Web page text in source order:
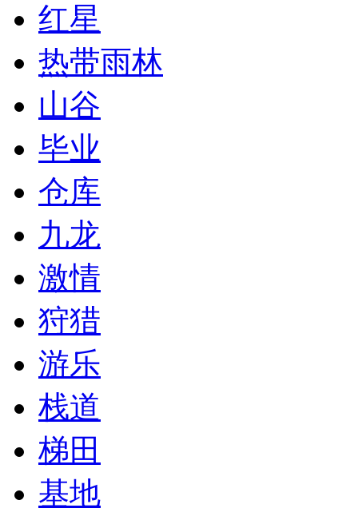
红星
热带雨林
山谷
毕业
仓库
九龙
激情
狩猎
游乐
栈道
梯田
基地